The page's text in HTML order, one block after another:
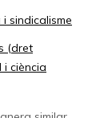
i sindicalisme
(dret
i ciència